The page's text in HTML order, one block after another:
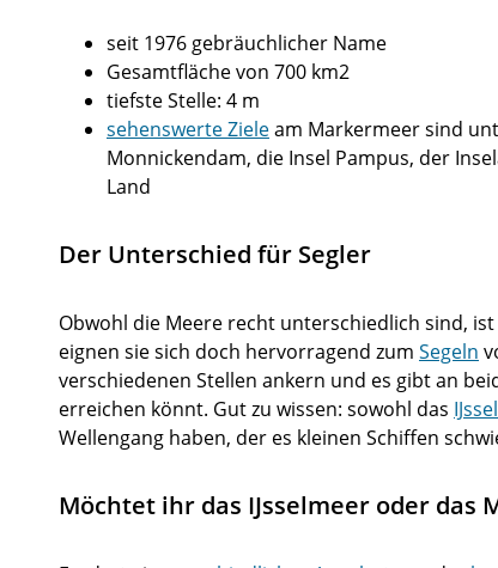
seit 1976 gebräuchlicher Name
Gesamtfläche von 700 km2
tiefste Stelle: 4 m
sehenswerte Zieleam Markermeer sind
Monnickendam, die Insel Pampus, der
Land
Der Unterschied für Segler
Obwohl die Meere recht unterschiedlich sind,
eignen sie sich doch hervorragend zum Segeln
verschiedenen Stellen ankern und es gibt an
erreichen könnt. Gut zu wissen: sowohl das
Wellengang haben, der es kleinen Schiffen
Möchtet ihr das IJsselmeer oder das